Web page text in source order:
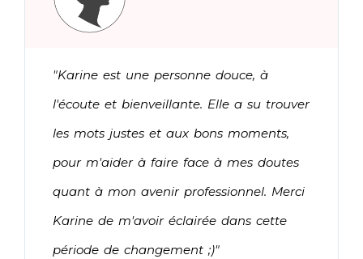
"Karine est une personne douce, à
l'écoute et bienveillante. Elle a su trouver
les mots justes et aux bons moments,
pour m'aider à faire face à mes doutes
quant à mon avenir professionnel. Merci
Karine de m'avoir éclairée dans cette
période de changement ;)"